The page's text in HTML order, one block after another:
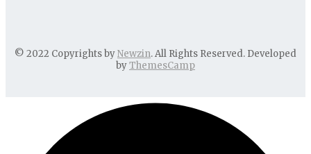
© 2022 Copyrights byNewzin. All Rights Reserved. Developed
byThemesCamp